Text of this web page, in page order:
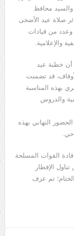
والسيد محافظ
صلاة عيد الأضحى
من قيادات
والإعلامية.
أن خطبة عيد
قد تضمنت
بهذه المناسبة
والدروس
التهاني بهذه
القوات المسلحة
الإفطار
تم عزف